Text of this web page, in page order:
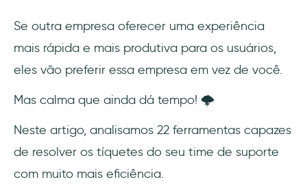
Se outra empresa oferecer uma experiência
mais rápida e mais produtiva para os usuários,
eles vão preferir essa empresa em vez de você.
Mas calma que ainda dá tempo! 🌩️
Neste artigo, analisamos 22 ferramentas capazes
de resolver os tíquetes do seu time de suporte
com muito mais eficiência.